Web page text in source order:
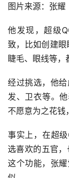
图片来源：张耀
他发现，超级
致，比如创建眼
睫毛、眼线等，
经过挑选，他
发、卫衣等。
不愿意为之花钱
事实上，在超
选喜欢的五官
这个功能，张